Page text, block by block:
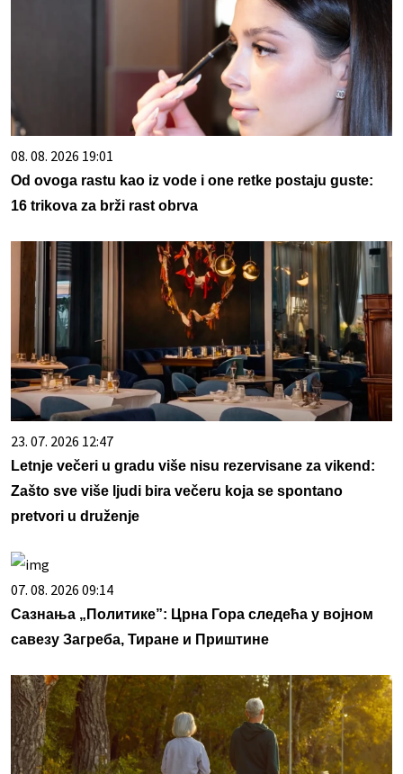
08. 08. 2026 19:01
Od ovoga rastu kao iz vode i one retke postaju guste:
16 trikova za brži rast obrva
23. 07. 2026 12:47
Letnje večeri u gradu više nisu rezervisane za vikend:
Zašto sve više ljudi bira večeru koja se spontano
pretvori u druženje
07. 08. 2026 09:14
Сазнања „Политике”: Црна Гора следећа у војном
савезу Загреба, Тиране и Приштине